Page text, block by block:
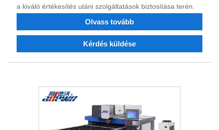
a kiváló értékesítés utáni szolgáltatások biztosítása terén.
Olvass tovább
Kérdés küldése